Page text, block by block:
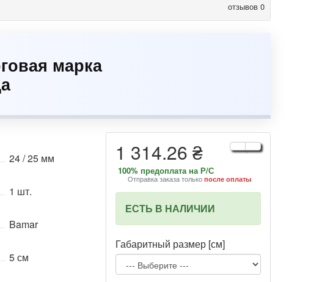
отзывов 0
марка
24 / 25 мм
1 шт.
Bamar
5 см
1 314.26 ₴
100% предоплата на Р/С
Отправка заказа только после оплаты
ЕСТЬ В НАЛИЧИИ
Габаритный размер [см]